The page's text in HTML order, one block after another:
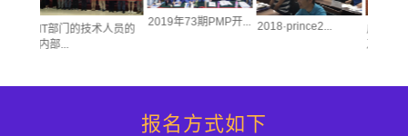
IT部门的技术人员的
内部...
2019年73期PMP开... 2018·prince2...
广州银行
及人力...
报名方式如下